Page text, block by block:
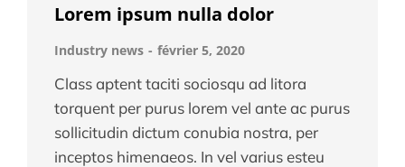
Lorem ipsum nulla dolor
Industry news février 5, 2020
Class aptent taciti sociosqu ad litora
torquent per purus lorem vel ante ac purus
sollicitudin dictum conubia nostra, per
inceptos himenaeos. In vel varius esteu